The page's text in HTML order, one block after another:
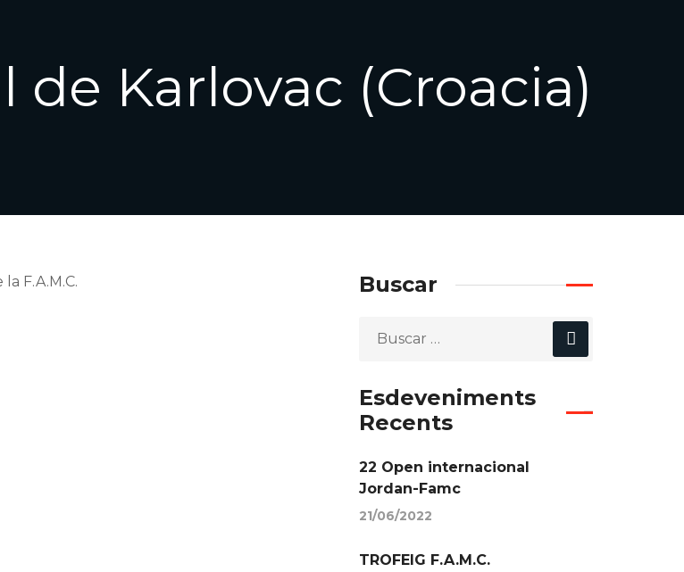
Karlovac (Croacia)
F.A.M.C. Buscar
Esdeveniments
Recents
22 Open internacional
Jordan-Famc
21/06/2022
TROFEIG F.A.M.C.